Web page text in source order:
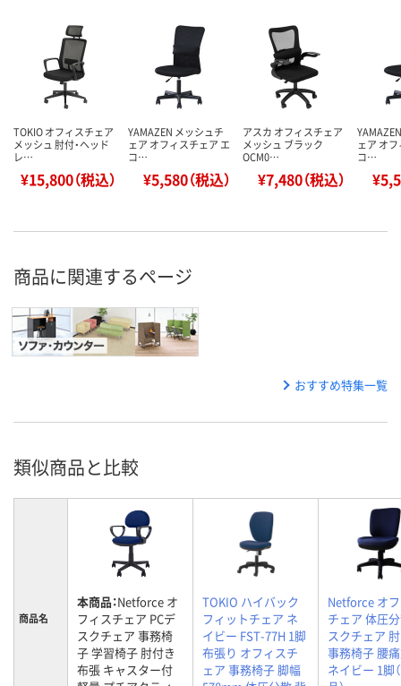
TOKIO オフィスチェア
メッシュ 肘付・ヘッド
レ…
¥15,800（税込）
YAMAZEN メッシュチ
ェア オフィスチェア エ
コ…
¥5,580（税込）
アスカ オフィスチェア
メッシュ ブラック
OCM0…
¥7,480（税込）
ェア オ
コ…
商品に関連するページ
おすすめ特集一覧
類似商品と比較
商品名
本商品：Netforce オ
フィスチェア PCデ
スクチェア 事務椅
子 学習椅子 肘付き
布張 キャスター付
TOKIO ハイバック
フィットチェア ネ
イビー FST-77H 1脚
布張り オフィスチ
ェア 事務椅子 脚幅
Netforce オ
チェア 体圧
スクチェア
事務椅子 腰
ネイビー 1脚